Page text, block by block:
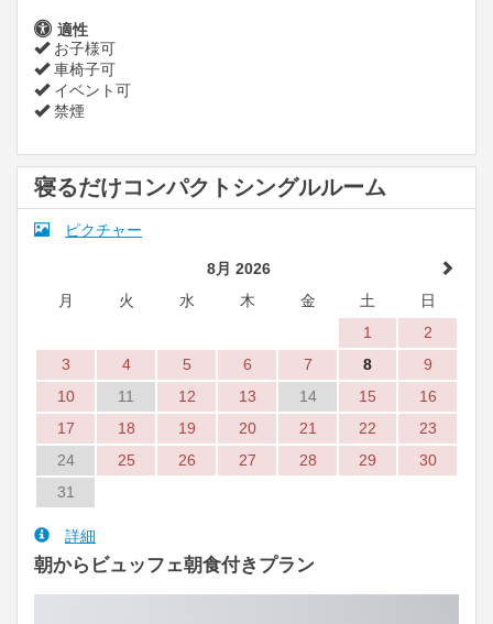
適性
お子様可
車椅子可
イベント可
禁煙
寝るだけコンパクトシングルルーム
ピクチャー
8月 2026
月
火 水 木 金 土
日
1
2
3
4 5 6 7 8
9
10
11 12 13 14 15
16
17
18 19 20 21 22
23
24
25 26 27 28 29
30
31
詳細
朝からビュッフェ朝食付きプラン